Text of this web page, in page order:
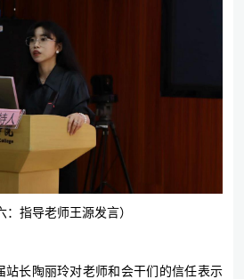
：指导老师王源发言）
站长陶丽玲对老师和会干们的信任表示